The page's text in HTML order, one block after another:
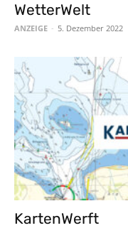
WetterWelt
ANZEIGE - 5. Dezember 2022
KartenWerft